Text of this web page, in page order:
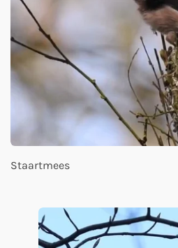
Staartmees